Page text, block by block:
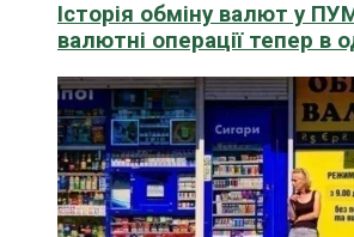
Історія обміну валют у
валютні операції тепер в